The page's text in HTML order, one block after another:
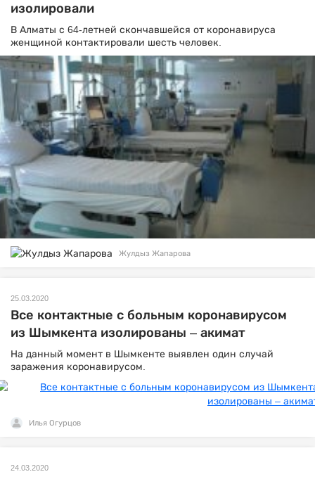
изолировали
В Алматы с 64-летней скончавшейся от коронавируса
женщиной контактировали шесть человек.
Жулдыз Жапарова
25.03.2020
Все контактные с больным коронавирусом
из Шымкента изолированы – акимат
На данный момент в Шымкенте выявлен один случай
заражения коронавирусом.
Илья Огурцов
24.03.2020